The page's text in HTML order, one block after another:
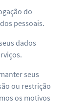
do
pessoais.
dados
seus
ou restrição
os motivos